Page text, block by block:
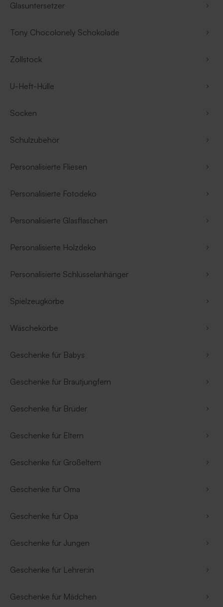
Glasuntersetzer
Tony Chocolonely Schokolade
Zollstock
U-Heft-Hülle
Socken
Schulzubehör
Personalisierte Fliesen
Personalisierte Fotodeko
Personalisierte Glasflaschen
Personalisierte Holzdeko
Personalisierte Schlüsselanhänger
Spielzeugkörbe
Wäschekörbe
Geschenke für Babys
Geschenke für Brautjungfern
Geschenke für Brüder
Geschenke für Eltern
Geschenke für Großeltern
Geschenke für Oma
Geschenke für Opa
Geschenke für Jungen
Geschenke für Lehrer:in
Geschenke für Mädchen